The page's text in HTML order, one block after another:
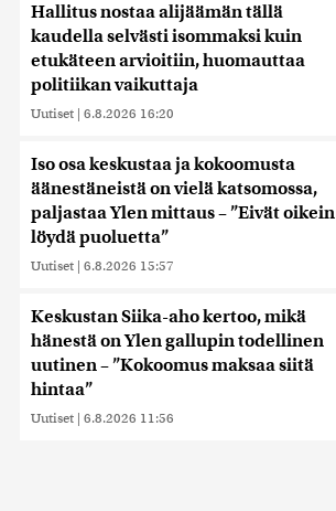
Hallitus nostaa alijäämän tällä
kaudella selvästi isommaksi kuin
etukäteen arvioitiin, huomauttaa
politiikan vaikuttaja
Uutiset | 6.8.2026 16:20
Iso osa keskustaa ja kokoomusta
äänestäneistä on vielä katsomossa,
paljastaa Ylen mittaus – ”Eivät oikein
löydä puoluetta”
Uutiset | 6.8.2026 15:57
Keskustan Siika-aho kertoo, mikä
hänestä on Ylen gallupin todellinen
uutinen – ”Kokoomus maksaa siitä
hintaa”
Uutiset | 6.8.2026 11:56